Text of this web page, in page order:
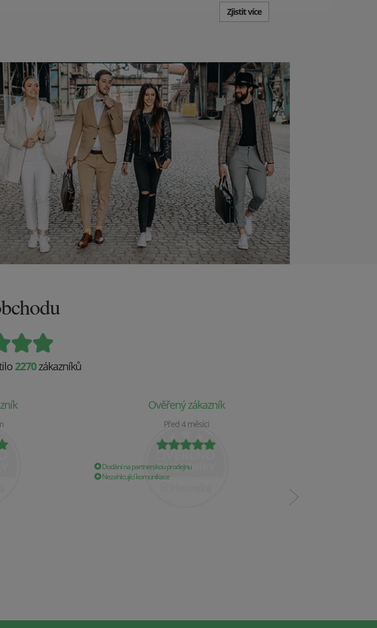
Zjistit více
2270zákazníků
Ověřený zákazník
Před 4 měsíci
Dodání na partnerskou prodejnu
Nezahlcující komunikace